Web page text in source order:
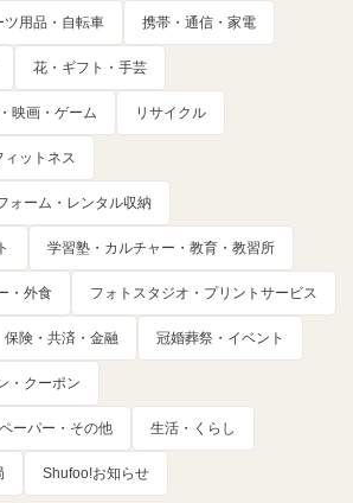
ツ用品・自転車 携帯・通信・家電
花・ギフト・手芸
映画・ゲーム リサイクル
ィットネス
ォーム・レンタル収納
学習塾・カルチャー・教育・教習所
・外食 フォトスタジオ・プリントサービス
保険・共済・金融 冠婚葬祭・イベント
・クーポン
ーパー・その他 生活・くらし
Shufoo!お知らせ